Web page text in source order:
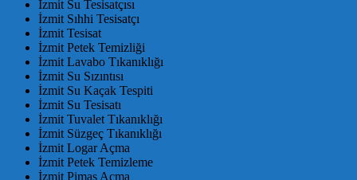
İzmit Su Tesisatçısı
İzmit Sıhhi Tesisatçı
İzmit Tesisat
İzmit Petek Temizliği
İzmit Lavabo Tıkanıklığı
İzmit Su Sızıntısı
İzmit Su Kaçak Tespiti
İzmit Su Tesisatı
İzmit Tuvalet Tıkanıklığı
İzmit Süzgeç Tıkanıklığı
İzmit Logar Açma
İzmit Petek Temizleme
İzmit Pimaş Açma